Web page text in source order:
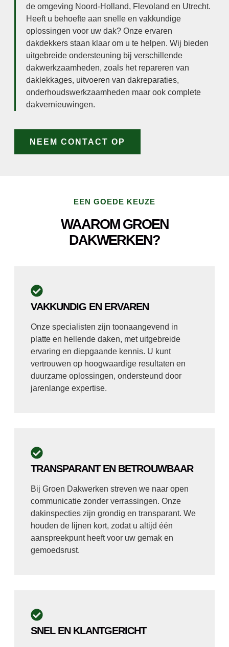
de omgeving Noord-Holland, Flevoland en Utrecht.
Heeft u behoefte aan snelle en vakkundige
oplossingen voor uw dak? Onze ervaren
dakdekkers staan klaar om u te helpen. Wij bieden
uitgebreide ondersteuning bij verschillende
dakwerkzaamheden, zoals het repareren van
daklekkages, uitvoeren van dakreparaties,
onderhoudswerkzaamheden maar ook complete
dakvernieuwingen.
NEEM CONTACT OP
EEN GOEDE KEUZE
WAAROM GROEN
DAKWERKEN?
VAKKUNDIG EN ERVAREN
Onze specialisten zijn toonaangevend in
platte en hellende daken, met uitgebreide
ervaring en diepgaande kennis. U kunt
vertrouwen op hoogwaardige resultaten en
duurzame oplossingen, ondersteund door
jarenlange expertise.
TRANSPARANT EN BETROUWBAAR
Bij Groen Dakwerken streven we naar open
communicatie zonder verrassingen. Onze
dakinspecties zijn grondig en transparant. We
houden de lijnen kort, zodat u altijd één
aanspreekpunt heeft voor uw gemak en
gemoedsrust.
SNEL EN KLANTGERICHT